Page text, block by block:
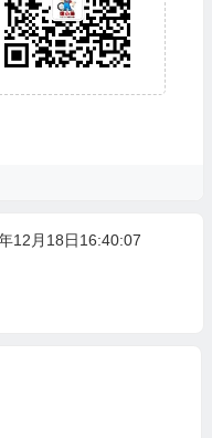
12月18日16:40:07